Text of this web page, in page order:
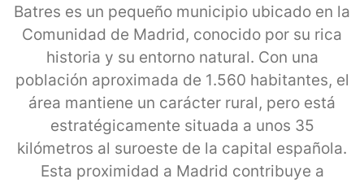
Batres es un pequeño municipio ubicado en la
Comunidad de Madrid, conocido por su rica
historia y su entorno natural. Con una
población aproximada de 1.560 habitantes, el
área mantiene un carácter rural, pero está
estratégicamente situada a unos 35
kilómetros al suroeste de la capital española.
Esta proximidad a Madrid contribuye a